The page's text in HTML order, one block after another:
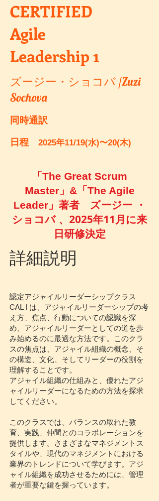
CERTIFIED
Agile
Leadership 1
ズージー・ショコバ /Zuzi
Sochova
同時通訳
日程 2025年11/19(水)〜20(木)
「The Great Scrum
Master」&「The Agile
Leader」著者 ズージー ・
ショコバ 、2025年11月に来
日研修決定
詳細説明
認定アジャイルリーダーシップクラス
CAL I は、アジャイルリーダーシップの考
え方、焦点、行動についての認識を深
め、アジャイルリーダーとしての道を歩
み始めるのに最適な方法です。このクラ
スの焦点は、アジャイル組織の概念、そ
の構造、文化、そしてリーダーの役割を
理解することです。
アジャイル組織の仕組みと、優れたアジ
ャイルリーダーになるための方法を探求
してください。
このクラスでは、バランスの取れた教
育、実践、仲間とのコラボレーションを
提供します。さまざまなマネジメントス
タイルや、現代のマネジメントにおける
業界のトレンドについて学びます。アジ
ャイル組織を成功させるためには、管理
者が重要な鍵を握っています。